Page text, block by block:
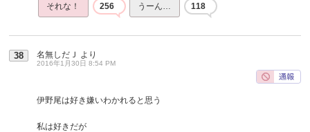
それな！ 256 うーん… 118
38 名無しだＪ より
2016年1月30日 8:54 PM
伊野尾は好き嫌いわかれると思う
私は好きだが